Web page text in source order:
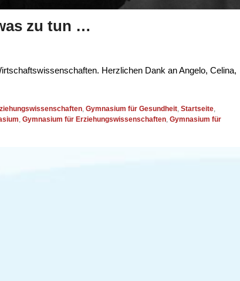
zu tun …
Herzlichen Dank an Angelo, Celina,
Gymnasium für Gesundheit Startseite
Gymnasium für Erziehungswissenschaften Gymnasium für